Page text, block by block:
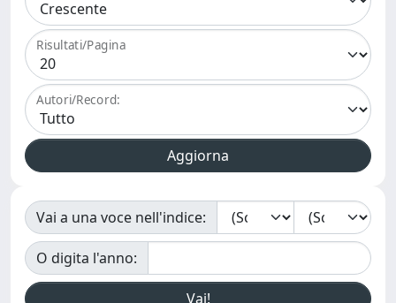
Risultati/Pagina
Autori/Record:
Vai a una voce nell'indice:
O digita l'anno: